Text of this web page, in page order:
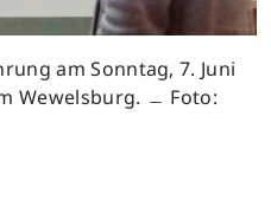
am Sonntag, 7. Juni
Wewelsburg. ﹘ Foto: